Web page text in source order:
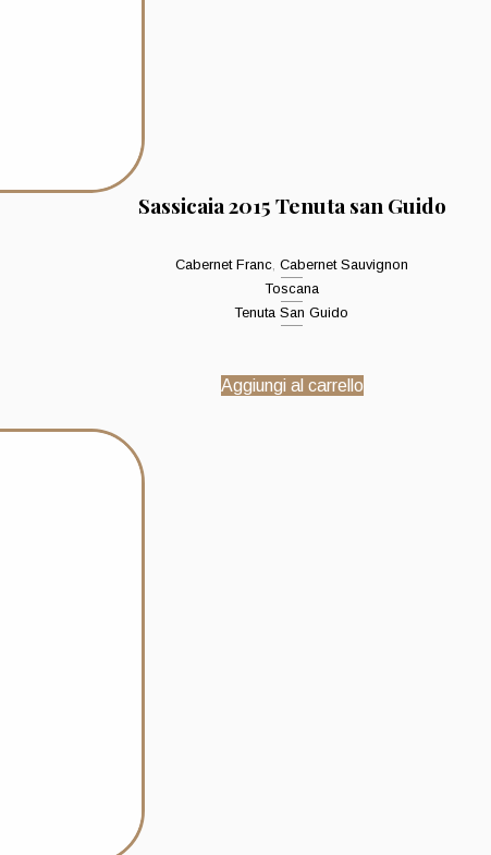
Sassicaia 2015 Tenuta san Guido
Cabernet Franc, Cabernet Sauvignon
Toscana
Tenuta San Guido
Aggiungi al carrello